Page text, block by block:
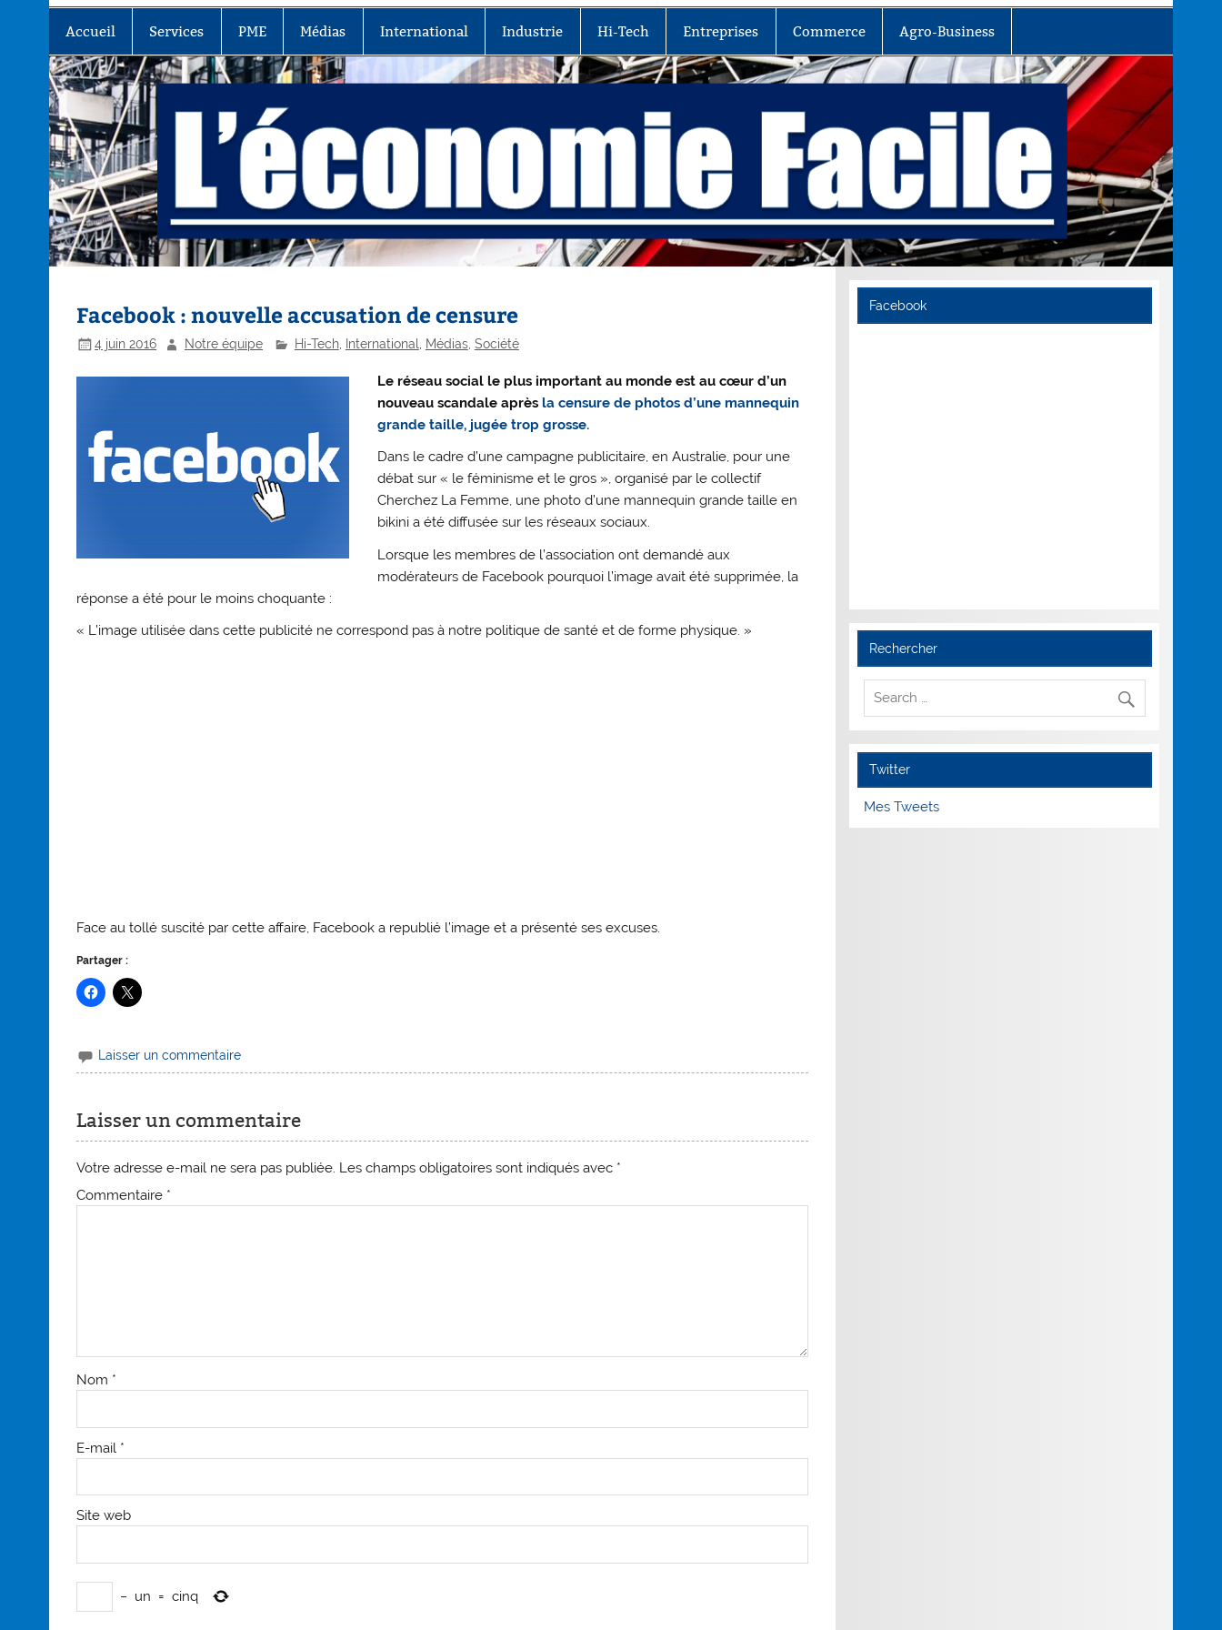
Accueil Services PME Médias International Industrie Hi-Tech Entreprises Commerce Agro-Business
Facebook : nouvelle accusation de censure
4 juin 2016 Notre équipe Hi-Tech, International Médias, Société
Le réseau social le plus important au monde est au cœur d’un
nouveau scandale après la censure de photos d’une mannequin
grande taille, jugée trop grosse.
Dans le cadre d’une campagne publicitaire, en Australie, pour une
débat sur « le féminisme et le gros », organisé par le collectif
Cherchez La Femme, une photo d’une mannequin grande taille en
bikini a été diffusée sur les réseaux sociaux.
Lorsque les membres de l’association ont demandé aux
modérateurs de Facebook pourquoi l’image avait été supprimée, la
réponse a été pour le moins choquante :
« L’image utilisée dans cette publicité ne correspond pas à notre politique de santé et de forme physique. »
Face au tollé suscité par cette affaire, Facebook a republié l’image et a présenté ses excuses.
Partager :
Laisser un commentaire
Laisser un commentaire
Votre adresse e-mail ne sera pas publiée. Les champs obligatoires sont indiqués avec *
Commentaire *
Nom *
E-mail *
Site web
− un = cinq
Facebook
Rechercher
Twitter
Mes Tweets